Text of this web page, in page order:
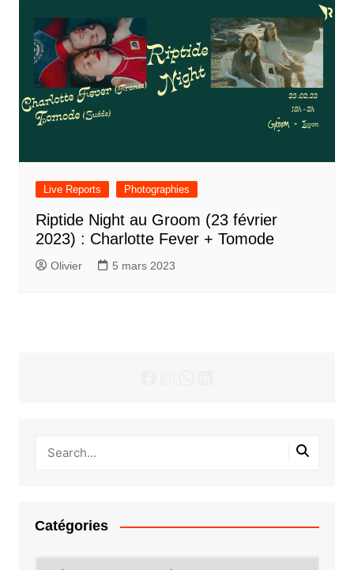
Live Reports Photographies
Riptide Night au Groom (23 février
2023) : Charlotte Fever + Tomode
Olivier 5 mars 2023
Catégories